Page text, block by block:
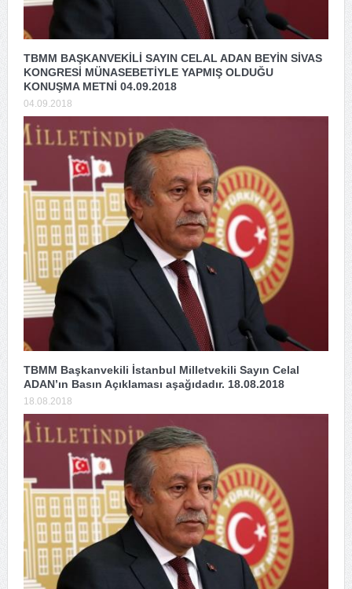
TBMM BAŞKANVEKİLİ SAYIN CELAL ADAN BEYİN SİVAS
KONGRESİ MÜNASEBETİYLE YAPMIŞ OLDUĞU
KONUŞMA METNİ 04.09.2018
04.09.2018
TBMM Başkanvekili İstanbul Milletvekili Sayın Celal
ADAN’ın Basın Açıklaması aşağıdadır. 18.08.2018
18.08.2018